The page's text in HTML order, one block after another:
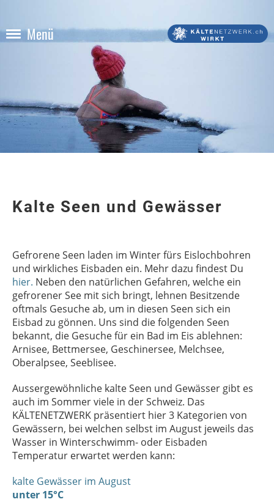
Menü
Kalte Seen und Gewässer
Gefrorene Seen laden im Winter fürs Eislochbohren
und wirkliches Eisbaden ein. Mehr dazu findest Du
hier. Neben den natürlichen Gefahren, welche ein
gefrorener See mit sich bringt, lehnen Besitzende
oftmals Gesuche ab, um in diesen Seen sich ein
Eisbad zu gönnen. Uns sind die folgenden Seen
bekannt, die Gesuche für ein Bad im Eis ablehnen:
Arnisee, Bettmersee, Geschinersee, Melchsee,
Oberalpsee, Seeblisee.
Aussergewöhnliche kalte Seen und Gewässer gibt es
auch im Sommer viele in der Schweiz. Das
KÄLTENETZWERK präsentiert hier 3 Kategorien von
Gewässern, bei welchen selbst im August jeweils das
Wasser in Winterschwimm- oder Eisbaden
Temperatur erwartet werden kann:
kalte Gewässer im August
unter 15°C